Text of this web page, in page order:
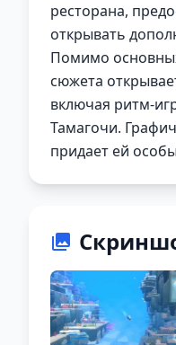
ресторана,
открывать
Помимо
сюжета
включая ритм-
Тамагочи.
придает ей